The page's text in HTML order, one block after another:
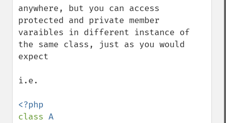
anywhere, but you can access
protected and private member
varaibles in different instance of
the same class, just as you would
expect
i.e.
class